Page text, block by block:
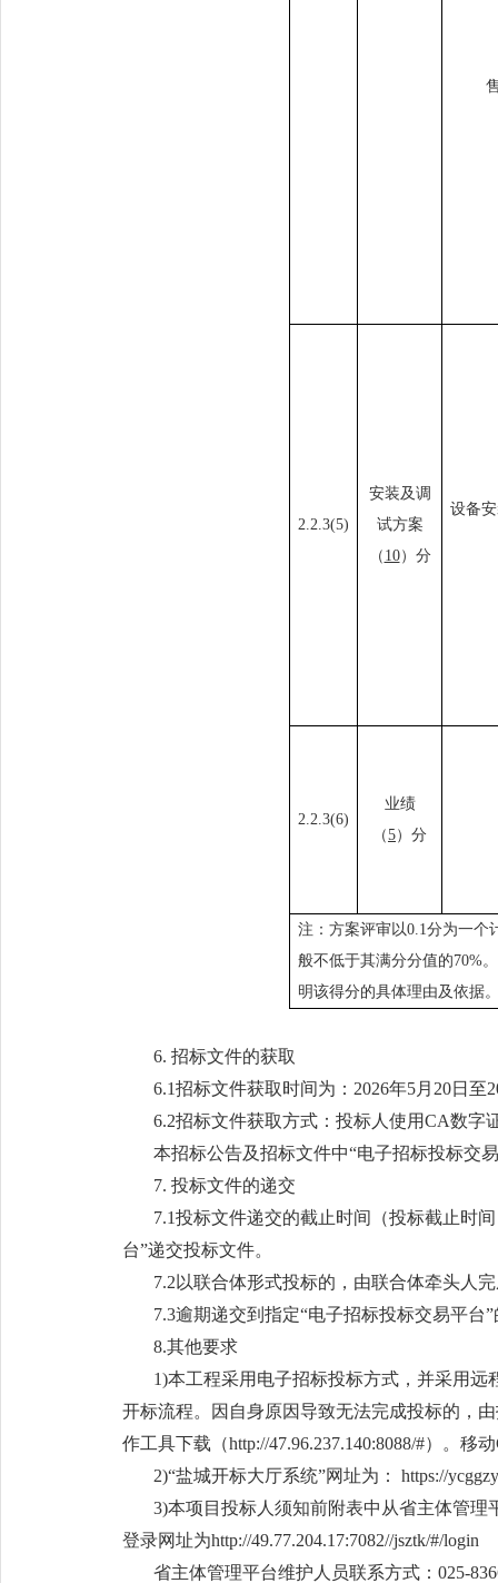
2.2.3(5)
安装及调
试方案
（ 10）分
设备
2.2.3(6)
业绩
（5）分
注：方案评审以0.1分为一个
般不低于其满分分值的70%
明该得分的具体理由及依据
6. 招标文件的获取
6.1招标文件获取时间为：2026年5月20日至
6.2招标文件获取方式：投标人使用CA数字
本招标公告及招标文件中“电子招标投标交易
7. 投标文件的递交
7.1投标文件递交的截止时间（投标截止时
台”递交投标文件。
7.2以联合体形式投标的，由联合体牵头人
7.3逾期递交到指定“电子招标投标交易平
8.其他要求
1)本工程采用电子招标投标方式，并采用
开标流程。因自身原因导致无法完成投标的，
作工具下载（http://47.96.237.140:8088/#）。移
2)“盐城开标大厅系统”网址为： https://
3)本项目投标人须知前附表中从省主体管
登录网址为http://49.77.204.17:7082//jsztk/#/login
省主体管理平台维护人员联系方式：025-